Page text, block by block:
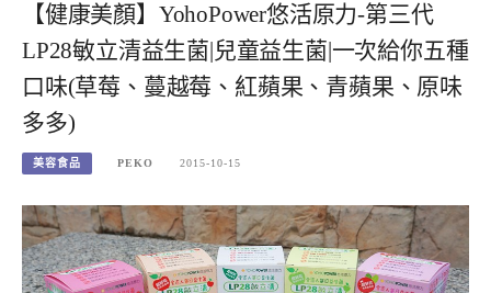
【健康美顏】YohoPower悠活原力-第三代
LP28敏立清益生菌|兒童益生菌|一次給你五種
口味(草莓、蔓越莓、紅蘋果、青蘋果、原味
多多)
美容食品 PEKO 2015-10-15